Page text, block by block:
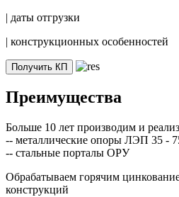
| даты отгрузки
| конструкционных особенностей
Получить КП
Преимущества
Больше 10 лет производим и
-- металлические опоры ЛЭП 35 -
-- стальные порталы ОРУ
Обрабатываем горячим
конструкций